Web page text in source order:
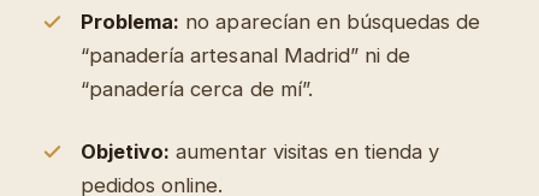
Problema: no aparecían en búsquedas de
“panadería artesanal Madrid” ni de
“panadería cerca de mí”.
Objetivo: aumentar visitas en tienda y
pedidos online.